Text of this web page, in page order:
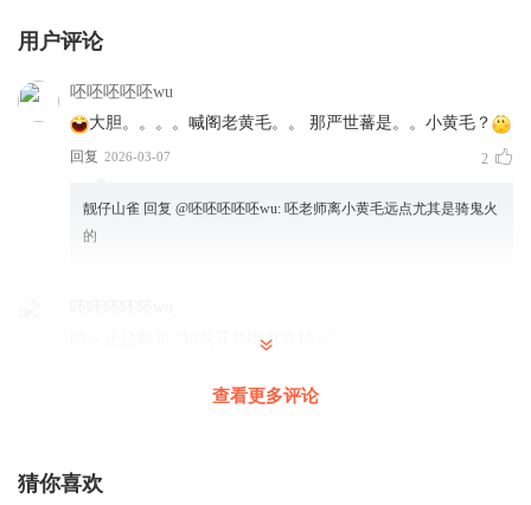
|用户评论
呸呸呸呸呸wu
大胆。。。。喊阁老黄毛。。 那严世蕃是。。小黄毛？
回复 2026-03-07 2
靓仔山雀 回复 @呸呸呸呸呸wu: 呸老师离小黄毛远点尤其是骑鬼火
的
嗯～还是那句 “知我罪我唯有春秋～”
查看更多评论
猜你喜欢